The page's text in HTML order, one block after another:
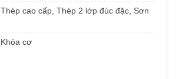
Thép cao cấp, Thép 2 lớp đúc đặc, Sơn
Khóa cơ